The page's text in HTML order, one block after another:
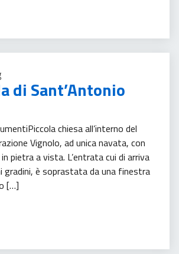
di Sant’Antonio
chiesa all’interno del
Vignolo, ad unica navata, con
pietra a vista. L’entrata cui di arriva
gradini, è soprastata da una finestra
[…]